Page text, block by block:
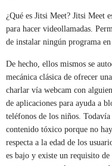
¿Qué es Jitsi Meet? Jitsi Meet
para hacer videollamadas.
de instalar ningún programa
De hecho, ellos mismos se
mecánica clásica de ofrecer
charlar vía webcam con
de aplicaciones para ayuda a
teléfonos de los niños.
contenido tóxico porque no
respecta a la edad de los
es bajo y existe un requisito